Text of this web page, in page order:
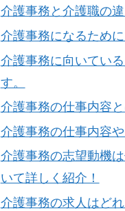
介護事務と介護職の
介護事務になるため
介護事務に向いてい
す。
介護事務の仕事内容
介護事務の仕事内容
介護事務の志望動機
いて詳しく紹介！
介護事務の求人はど